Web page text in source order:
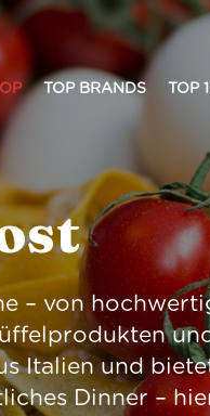
TOP BRANDS TOP
– von
Italien und
Dinner –